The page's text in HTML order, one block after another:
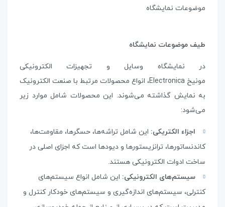
موضوعات نمایشگاه
طیف موضوعات نمایشگاه
در نمایشگاه وسایل و تجهیزات الکترونیکی
مونیخ Electronica، انواع محصولات مرتبط با صنعت الکترونیک
به نمایش گذاشته می‌شوند. این محصولات شامل موارد زیر
می‌شود:
اجزاء الکتریکی: این شامل تراشه‌ها، حسگرها، مقاومت‌ها،
کاندنساتورها، ترانزیستورها و دیودها است که اجزای اصلی در
ساخت ادوات الکترونیکی هستند.
سیستم‌های الکترونیکی: این شامل انواع سیستم‌های
کنترلی، سیستم‌های اندازه‌گیری و سیستم‌های خودکار کنترل و